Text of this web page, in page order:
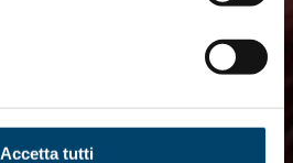
Accetta tutti